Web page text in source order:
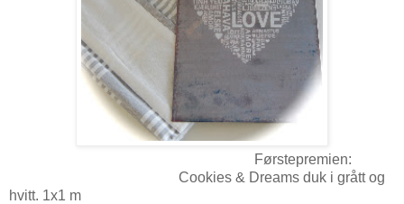
Førstepremien:
Cookies & Dreams duk i grått og
hvitt. 1x1 m